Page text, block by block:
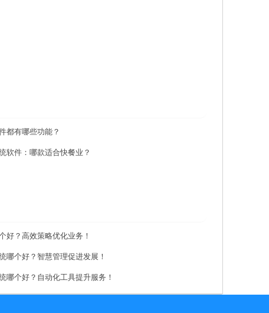
都有哪些功能？
软件：哪款适合快餐业？
好？高效策略优化业务！
哪个好？智慧管理促进发展！
哪个好？自动化工具提升服务！